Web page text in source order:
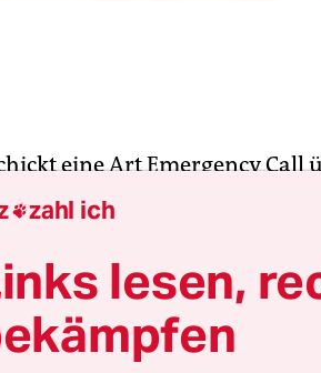
eine Art Emergency Call
Sie, die Krankmeldung
Man müsse den
morgens!
wie im Rest der Republik
zahl ich
lesen,